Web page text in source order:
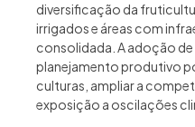
diversificação da
irrigados e áreas com
consolidada. A adoção
planejamento produtivo
culturas, ampliar a
exposição a oscilações